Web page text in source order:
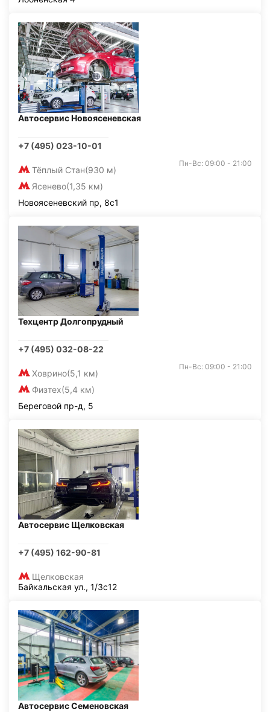
Автосервис Новоясеневская
+7 (495) 023-10-01
Тёплый Стан(930 м)
Ясенево(1,35 км)
Пн-Вс: 09:00 - 21:00
Новоясеневский пр, 8с1
Техцентр Долгопрудный
+7 (495) 032-08-22
Ховрино(5,1 км)
Физтех(5,4 км)
Пн-Вс: 09:00 - 21:00
Береговой пр-д, 5
Автосервис Щелковская
+7 (495) 162-90-81
Щелковская
Байкальская ул., 1/3с12
Автосервис Семеновская